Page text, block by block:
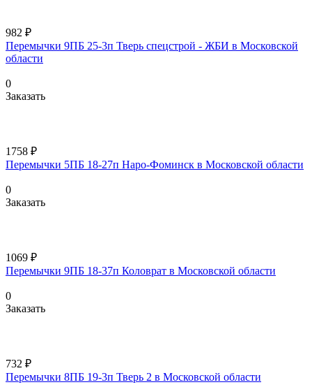
982 ₽
Перемычки 9ПБ 25-3п Тверь спецстрой - ЖБИ в Московской
области
0
Заказать
1758 ₽
Перемычки 5ПБ 18-27п Наро-Фоминск в Московской области
0
Заказать
1069 ₽
Перемычки 9ПБ 18-37п Коловрат в Московской области
0
Заказать
732 ₽
Перемычки 8ПБ 19-3п Тверь 2 в Московской области